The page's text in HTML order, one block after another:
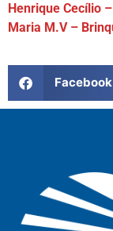
Henrique Cecílio
Maria M.V –
Facebook